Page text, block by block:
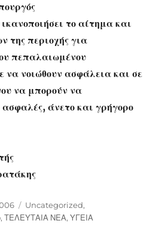
το αίτημα και
της περιοχής για
πεπαλαιωμένου
να νοιώθουν ασφάλεια και σε
να μπορούν να
ασφαλές, άνετο και γρήγορο
Categories
Uncategorized,
,ΤΕΛΕΥΤΑΙΑ ΝΕΑ,ΥΓΕΙΑ